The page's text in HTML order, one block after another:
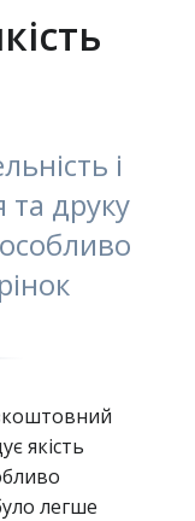
і
та друку
якість
легше